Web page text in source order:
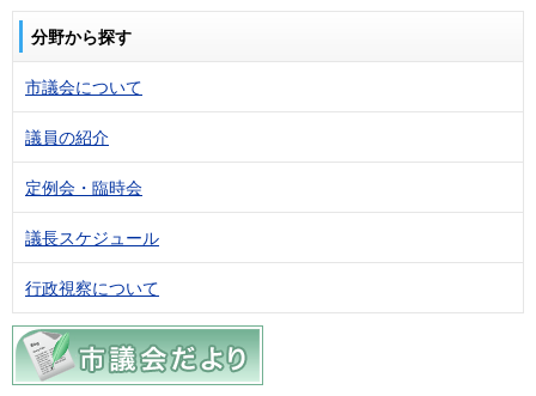
分野から探す
市議会について
議員の紹介
定例会・臨時会
議長スケジュール
行政視察について